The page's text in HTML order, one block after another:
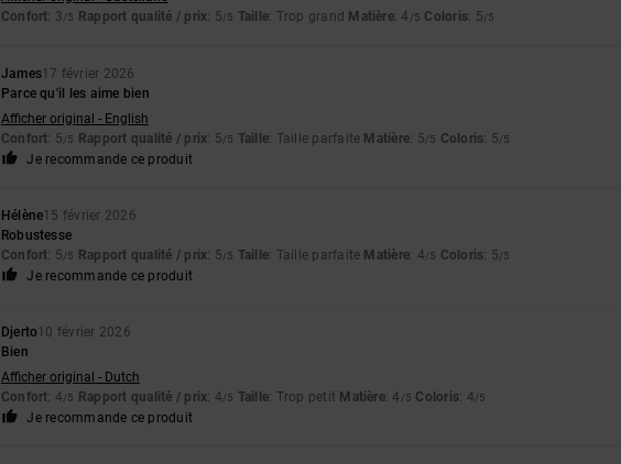
Confort: 3/5 Rapport qualité / prix: 5/5 Taille: Trop grand Matière: 4 /5 Coloris: 5/5
James17 février 2026
Parce qu'il les aime bien
Afficher original - English
Confort: 5/5 Rapport qualité / prix: 5/5 Taille: Taille parfaite Matière: 5/5 Coloris: 5/5
Je recommande ce produit
Hélène15 février 2026
Robustesse
Confort: 5/5 Rapport qualité / prix: 5/5 Taille: Taille parfaite Matière: 4/5 Coloris: 5/5
Je recommande ce produit
Djerto10 février 2026
Bien
Afficher original - Dutch
Confort: 4/5 Rapport qualité / prix: 4/5 Taille: Trop petit Matière: 4 /5 Coloris: 4/5
Je recommande ce produit